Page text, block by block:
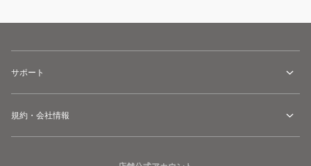
サポート
規約・会社情報